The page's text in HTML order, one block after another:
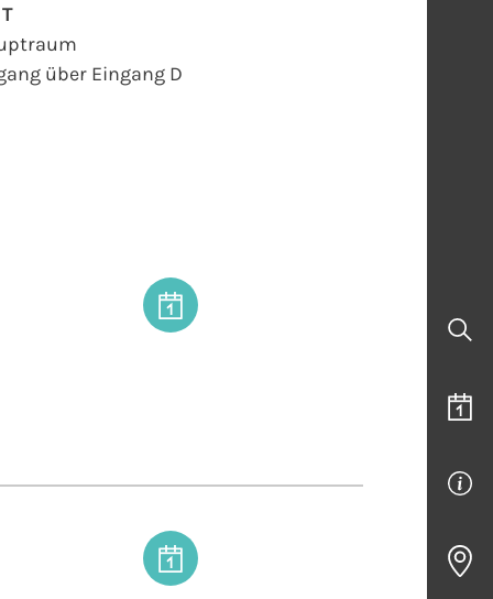
über Eingang D